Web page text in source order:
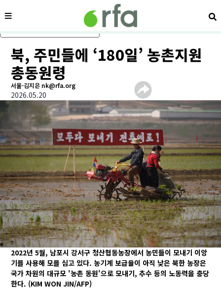
메인 콘텐츠로 건너뛰기
메뉴 검
북, 주민들에 ‘180일’ 농촌지원
총동원령
서울-김지은 nk@rfa.org
2026.05.20
2022년 5월, 남포시 강서구 청산협동농장에서 농민들이 모내기 이앙
기를 사용해 모를 심고 있다. 농기계 보급율이 아직 낮은 북한 농장은
국가 차원의 대규모 '농촌 동원'으로 모내기, 추수 등의 노동력을 충당
한다. (KIM WON JIN/AFP)